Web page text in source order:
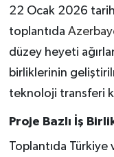
22 Ocak 2026
toplantıda
düzey heyeti
birliklerinin
teknoloji transferi
Proje Bazlı İş
Toplantıda Türkiye